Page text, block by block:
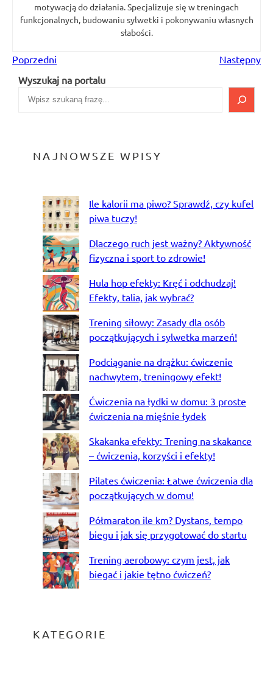
motywacją do działania. Specjalizuje się w treningach
funkcjonalnych, budowaniu sylwetki i pokonywaniu własnych
słabości.
Poprzedni
Następny
Wyszukaj na portalu
NAJNOWSZE WPISY
Ile kalorii ma piwo? Sprawdź, czy kufel
piwa tuczy!
Dlaczego ruch jest ważny? Aktywność
fizyczna i sport to zdrowie!
Hula hop efekty: Kręć i odchudzaj!
Efekty, talia, jak wybrać?
Trening siłowy: Zasady dla osób
początkujących i sylwetka marzeń!
Podciąganie na drążku: ćwiczenie
nachwytem, treningowy efekt!
Ćwiczenia na łydki w domu: 3 proste
ćwiczenia na mięśnie łydek
Skakanka efekty: Trening na skakance
– ćwiczenia, korzyści i efekty!
Pilates ćwiczenia: Łatwe ćwiczenia dla
początkujących w domu!
Półmaraton ile km? Dystans, tempo
biegu i jak się przygotować do startu
Trening aerobowy: czym jest, jak
biegać i jakie tętno ćwiczeń?
KATEGORIE